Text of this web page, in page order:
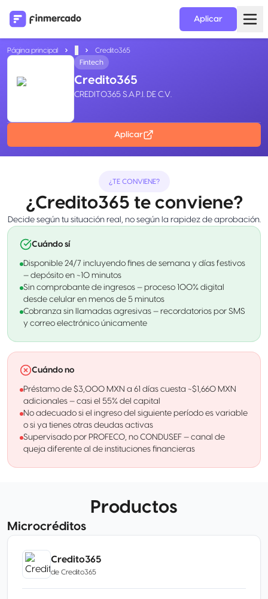
Aplicar
Página principal
Credito365
Fintech
Credito365
CREDITO365 S.A.P.I. DE C.V.
Aplicar
¿TE CONVIENE?
¿Credito365 te conviene?
Decide según tu situación real, no según la rapidez de aprobación.
Cuándo sí
Disponible 24/7 incluyendo fines de semana y días festivos
— depósito en ~10 minutos
Sin comprobante de ingresos — proceso 100% digital
desde celular en menos de 5 minutos
Cobranza sin llamadas agresivas — recordatorios por SMS
y correo electrónico únicamente
Cuándo no
Préstamo de $3,000 MXN a 61 días cuesta ~$1,660 MXN
adicionales — casi el 55% del capital
No adecuado si el ingreso del siguiente período es variable
o si ya tienes otras deudas activas
Supervisado por PROFECO, no CONDUSEF — canal de
queja diferente al de instituciones financieras
Productos
Microcréditos
Credito365
de Credito365